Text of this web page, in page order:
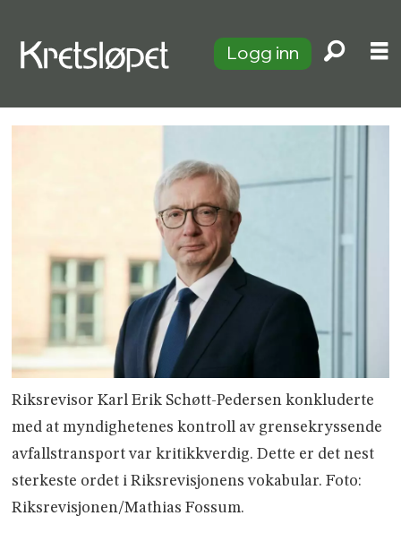
Logg inn
Riksrevisor Karl Erik Schøtt-Pedersen konkluderte
med at myndighetenes kontroll av grensekryssende
avfallstransport var kritikkverdig. Dette er det nest
sterkeste ordet i Riksrevisjonens vokabular. Foto:
Riksrevisjonen/Mathias Fossum.